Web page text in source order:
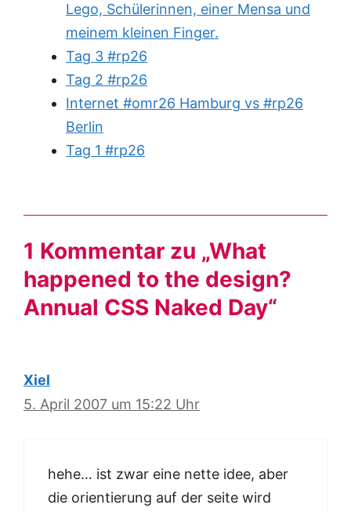
Lego, Schülerinnen, einer Mensa und
meinem kleinen Finger.
Tag 3 #rp26
Tag 2 #rp26
Internet #omr26 Hamburg vs #rp26
Berlin
Tag 1 #rp26
1 Kommentar zu „What
happened to the design?
Annual CSS Naked Day“
Xiel
5. April 2007 um 15:22 Uhr
hehe… ist zwar eine nette idee, aber
die orientierung auf der seite wird